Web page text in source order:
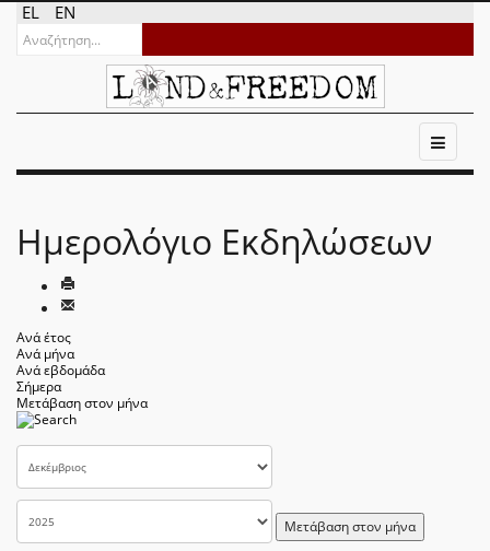
EL EN
Ημερολόγιο Εκδηλώσεων
Ανά έτος
Ανά μήνα
Ανά εβδομάδα
Σήμερα
Μετάβαση στον μήνα
Μετάβαση στον μήνα